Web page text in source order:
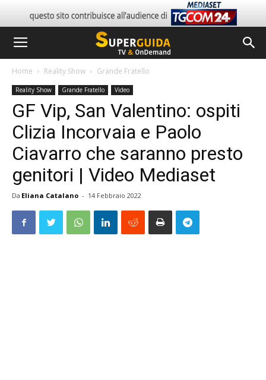
Home Reality Show Grande Fratello
Reality Show Grande Fratello Video
GF Vip, San Valentino: ospiti
Clizia Incorvaia e Paolo
Ciavarro che saranno presto
genitori | Video Mediaset
Da Eliana Catalano - 14 Febbraio 2022